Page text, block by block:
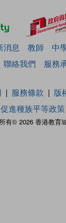
消息 教師 中
聯絡我們 服務
有© 2026 香港教育
服務條款
版
促進種族平等政策